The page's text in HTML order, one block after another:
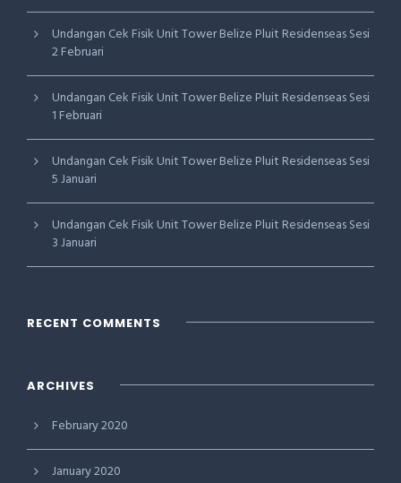
Undangan Cek Fisik Unit Tower Belize Pluit Residenseas Sesi
2 Februari
Undangan Cek Fisik Unit Tower Belize Pluit Residenseas Sesi
1 Februari
Undangan Cek Fisik Unit Tower Belize Pluit Residenseas Sesi
5 Januari
Undangan Cek Fisik Unit Tower Belize Pluit Residenseas Sesi
3 Januari
RECENT COMMENTS
ARCHIVES
February 2020
January 2020